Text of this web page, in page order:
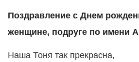
Поздравление с Днем
женщине, подруге по имени
Наша Тоня так прекрасна,